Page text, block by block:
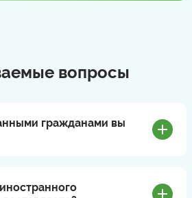
вопросы
гражданами вы